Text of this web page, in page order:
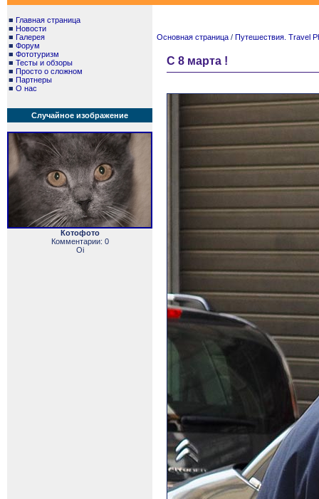
■ Главная страница
■ Новости
■ Галерея
■ Форум
■ Фототуризм
■ Тесты и обзоры
■ Просто о сложном
■ Партнеры
■ О нас
Случайное изображение
Котофото
Комментарии: 0
Oi
Основная страница / Путешествия. Travel
С 8 марта !